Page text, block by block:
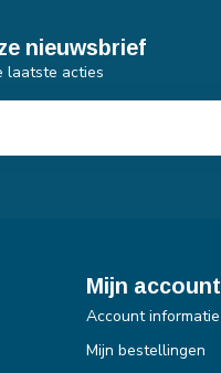
nieuwsbrief
laatste acties
Mijn account
Account informatie
Mijn bestellingen